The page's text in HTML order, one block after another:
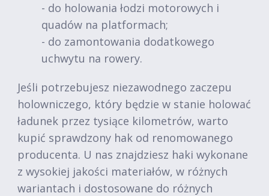
- do holowania łodzi motorowych i
quadów na platformach;
- do zamontowania dodatkowego
uchwytu na rowery.
Jeśli potrzebujesz niezawodnego zaczepu
holowniczego, który będzie w stanie holować
ładunek przez tysiące kilometrów, warto
kupić sprawdzony hak od renomowanego
producenta. U nas znajdziesz haki wykonane
z wysokiej jakości materiałów, w różnych
wariantach i dostosowane do różnych